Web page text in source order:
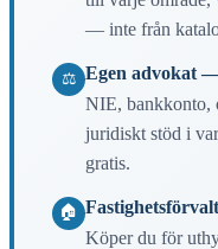
— inte från
⚖ Egen advokat
NIE,
juridiskt stöd i
gratis.
🏠
Köper du för